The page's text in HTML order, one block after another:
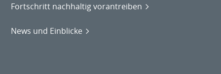
Fortschritt nachhaltig vorantreiben
News und Einblicke